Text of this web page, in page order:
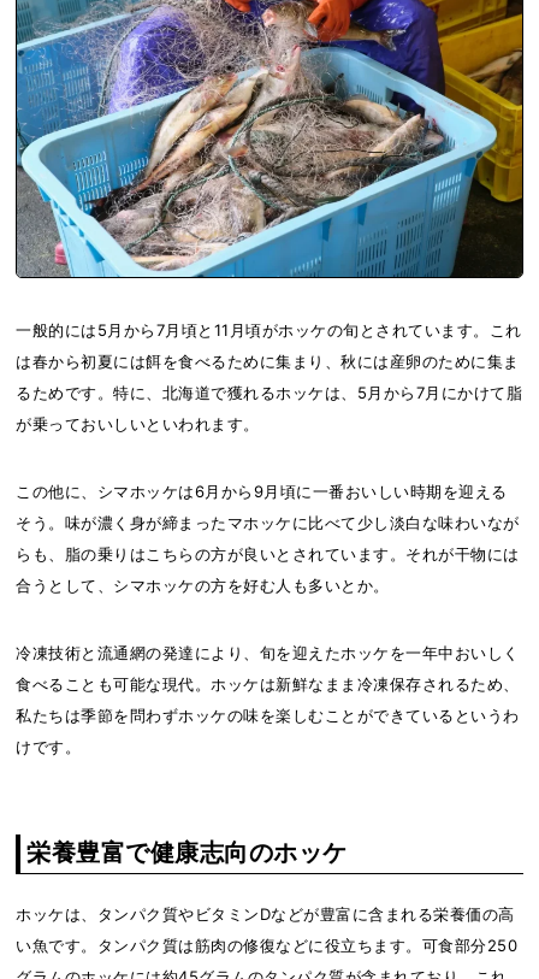
一般的には5月から7月頃と11月頃がホッケの旬とされています。これ
は春から初夏には餌を食べるために集まり、秋には産卵のために集ま
るためです。特に、北海道で獲れるホッケは、5月から7月にかけて脂
が乗っておいしいといわれます。
この他に、シマホッケは6月から9月頃に一番おいしい時期を迎える
そう。味が濃く身が締まったマホッケに比べて少し淡白な味わいなが
らも、脂の乗りはこちらの方が良いとされています。それが干物には
合うとして、シマホッケの方を好む人も多いとか。
冷凍技術と流通網の発達により、旬を迎えたホッケを一年中おいしく
食べることも可能な現代。ホッケは新鮮なまま冷凍保存されるため、
私たちは季節を問わずホッケの味を楽しむことができているというわ
けです。
栄養豊富で健康志向のホッケ
ホッケは、タンパク質やビタミンDなどが豊富に含まれる栄養価の高
い魚です。タンパク質は筋肉の修復などに役立ちます。可食部分250